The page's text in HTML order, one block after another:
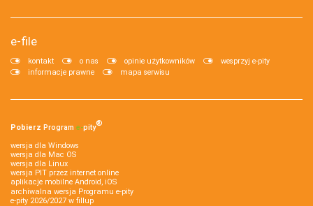
e-file
kontakt o nas opinie użytkowników
wesprzyj e-pity
informacje prawne
mapa serwisu
Pobierz Program e‑pity®
wersja dla Windows
wersja dla Mac OS
wersja dla Linux
wersja PIT przez internet online
aplikacje mobilne Android, iOS
archiwalna wersja Programu e-pity
e-pity 2026/2027 w fillup